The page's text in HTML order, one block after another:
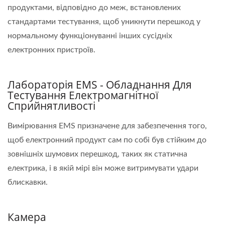
продуктами, відповідно до меж, встановлених
стандартами тестування, щоб уникнути перешкод у
нормальному функціонуванні інших сусідніх
електронних пристроїв.
Лабораторія EMS - Обладнання Для
Тестування Електромагнітної
Сприйнятливості
Вимірювання EMS призначене для забезпечення того,
щоб електронний продукт сам по собі був стійким до
зовнішніх шумових перешкод, таких як статична
електрика, і в якій мірі він може витримувати удари
блискавки.
Камера